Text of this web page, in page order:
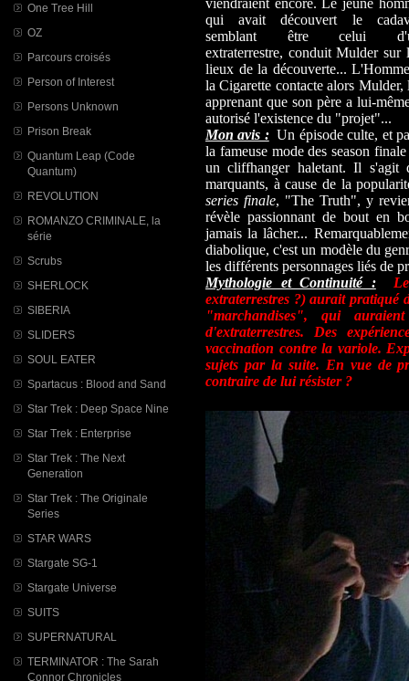
One Tree Hill
OZ
Parcours croisés
Person of Interest
Persons Unknown
Prison Break
Quantum Leap (Code
Quantum)
REVOLUTION
ROMANZO CRIMINALE, la
série
Scrubs
SHERLOCK
SIBERIA
SLIDERS
SOUL EATER
Spartacus : Blood and Sand
Star Trek : Deep Space Nine
Star Trek : Enterprise
Star Trek : The Next
Generation
Star Trek : The Originale
Series
STAR WARS
Stargate SG-1
Stargate Universe
SUITS
SUPERNATURAL
TERMINATOR : The Sarah
Connor Chronicles
viendraient encore. Le jeune
qui avait découvert le
semblant être celui
extraterrestre, conduit Mulder sur
lieux de la découverte...
la Cigarette contacte alors Mulder,
apprenant que son père a lui-
autorisé l'existence du "projet"...
Mon avis :Un épisode culte, et
la fameuse mode des season
un cliffhanger haletant. Il s'agit
marquants, à cause de la
series finale, "The Truth", y
révèle passionnant de bout en
jamais la lâcher...
diabolique, c'est un modèle du
les différents personnages liés de
Mythologie et Continuité :
extraterrestres ?) aurait pratiqué
"marchandises", qui
d'extraterrestres. Des
vaccination contre la variole.
sujets par la suite. En vue de
contraire de lui résister ?